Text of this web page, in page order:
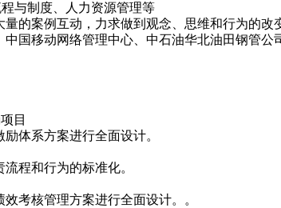
与制度、人力资源管理等
的案例互动，力求做到观念、思维和行为的改
国移动网络管理中心、中石油华北油田钢管
目
体系方案进行全面设计。
程和行为的标准化。
考核管理方案进行全面设计。。